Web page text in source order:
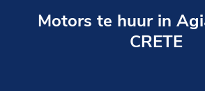
Motors te huur in
CRETE